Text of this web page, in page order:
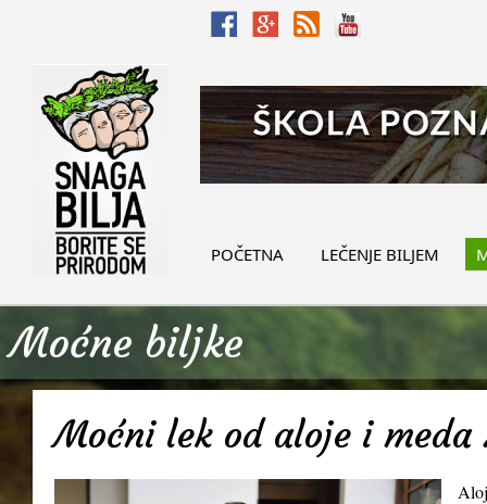
POČETNA LEČENJE BILJEM
Moćne biljke
Moćni lek od aloje i meda